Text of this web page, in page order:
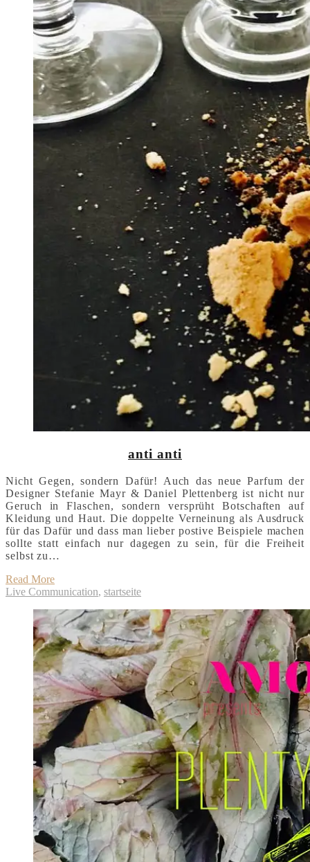
anti anti
Nicht Gegen, sondern Dafür! Auch das neue Parfum der
Designer Stefanie Mayr & Daniel Plettenberg ist nicht nur
Geruch in Flaschen, sondern versprüht Botschaften auf
Kleidung und Haut. Die doppelte Verneinung als Ausdruck
für das Dafür und dass man lieber postive Beispiele machen
sollte statt einfach nur dagegen zu sein, für die Freiheit
selbst zu…
Read More
Live Communication, startseite